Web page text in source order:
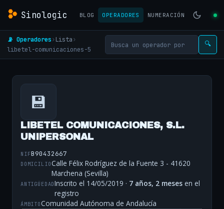
Sinologic BLOG OPERADORES NUMERACIÓN
📡 Operadores› Lista›
libetel-comunicaciones-5
🔍
💾
LIBETEL COMUNICACIONES, S.L.
UNIPERSONAL
NIFB90432667
DOMICILIOCalle Félix Rodríguez de la Fuente 3 - 41620
Marchena (Sevilla)
ANTIGÜEDADInscrito el 14/05/2019 · 7 años, 2 meses en el
registro
ÁMBITOComunidad Autónoma de Andalucía